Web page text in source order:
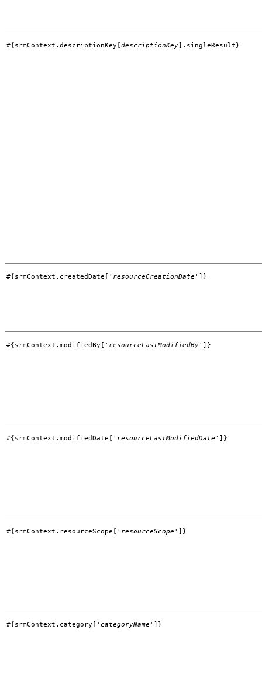
#{srmContext.descriptionKey[descriptionKey].singleResult}
#{srmContext.createdDate[' resourceCreationDate ']}
#{srmContext.modifiedBy[' resourceLastModifiedBy']}
#{srmContext.modifiedDate[' resourceLastModifiedDate ']}
#{srmContext.resourceScope[' resourceScope ']}
#{srmContext.category[' categoryName ']}